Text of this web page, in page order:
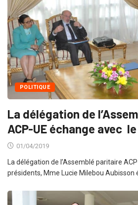
POLITIQUE
La délégation de
ACP-UE échange avec
01/04/2019
La délégation de l’Assemblé paritaire
présidents, Mme Lucie Milebou Aubisson